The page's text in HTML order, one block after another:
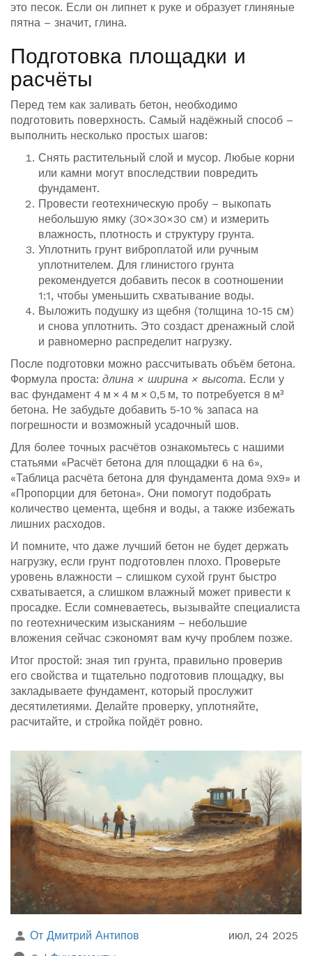
это песок. Если он липнет к руке и образует глиняные
пятна – значит, глина.
Подготовка площадки и
расчёты
Перед тем как заливать бетон, необходимо
подготовить поверхность. Самый надёжный способ –
выполнить несколько простых шагов:
Снять растительный слой и мусор. Любые корни
или камни могут впоследствии повредить
фундамент.
Провести геотехническую пробу – выкопать
небольшую ямку (30×30×30 см) и измерить
влажность, плотность и структуру грунта.
Уплотнить грунт виброплатой или ручным
уплотнителем. Для глинистого грунта
рекомендуется добавить песок в соотношении
1:1, чтобы уменьшить схватывание воды.
Выложить подушку из щебня (толщина 10‑15 см)
и снова уплотнить. Это создаст дренажный слой
и равномерно распределит нагрузку.
После подготовки можно рассчитывать объём бетона.
Формула проста: длина × ширина × высота. Если у
вас фундамент 4 м × 4 м × 0,5 м, то потребуется 8 м³
бетона. Не забудьте добавить 5‑10 % запаса на
погрешности и возможный усадочный шов.
Для более точных расчётов ознакомьтесь с нашими
статьями «Расчёт бетона для площадки 6 на 6»,
«Таблица расчёта бетона для фундамента дома 9х9» и
«Пропорции для бетона». Они помогут подобрать
количество цемента, щебня и воды, а также избежать
лишних расходов.
И помните, что даже лучший бетон не будет держать
нагрузку, если грунт подготовлен плохо. Проверьте
уровень влажности – слишком сухой грунт быстро
схватывается, а слишком влажный может привести к
просадке. Если сомневаетесь, вызывайте специалиста
по геотехническим изысканиям – небольшие
вложения сейчас сэкономят вам кучу проблем позже.
Итог простой: зная тип грунта, правильно проверив
его свойства и тщательно подготовив площадку, вы
закладываете фундамент, который прослужит
десятилетиями. Делайте проверку, уплотняйте,
расчитайте, и стройка пойдёт ровно.
От Дмитрий Антипов
июл, 24 2025